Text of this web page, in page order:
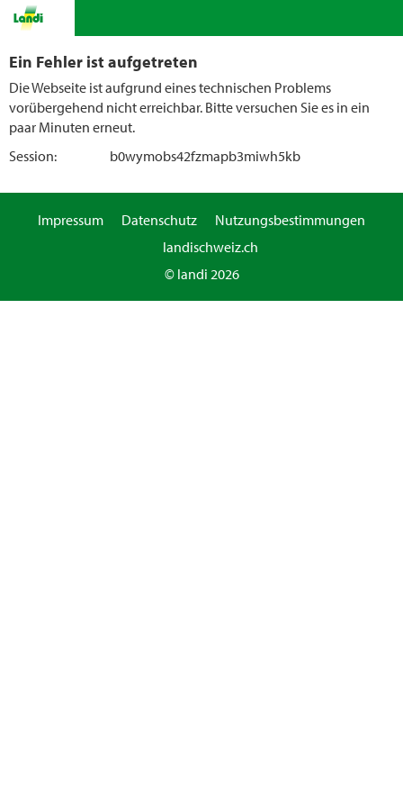
Ein Fehler ist aufgetreten
Die Webseite ist aufgrund eines technischen Problems
vorübergehend nicht erreichbar. Bitte versuchen Sie es in ein
paar Minuten erneut.
Session:
b0wymobs42fzmapb3miwh5kb
Impressum Datenschutz
Nutzungsbestimmungen
landischweiz.ch
© landi 2026